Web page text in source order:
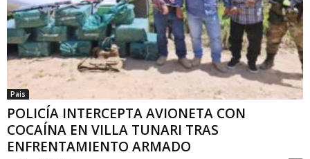
Pais
POLICÍA INTERCEPTA AVIONETA CON
COCAÍNA EN VILLA TUNARI TRAS
ENFRENTAMIENTO ARMADO